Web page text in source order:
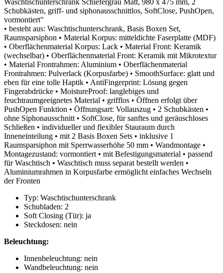
Waschtischunterschrank Schiefergrau Matt, 980 x 475 mm, 2
Schubkästen, griff- und siphonausschnittlos, SoftClose, PushOpen,
vormontiert"
• besteht aus: Waschtischunterschrank, Basis Boxen Set,
Raumsparsiphon • Material Korpus: mitteldichte Faserplatte (MDF)
• Oberflächenmaterial Korpus: Lack • Material Front: Keramik
(wechselbar) • Oberflächenmaterial Front: Keramik mit Mikrotextur
• Material Frontrahmen: Aluminium • Oberflächenmaterial
Frontrahmen: Pulverlack (Korpusfarbe) • SmoothSurface: glatt und
eben für eine tolle Haptik • AntiFingerprint: Lösung gegen
Fingerabdrücke • MoistureProof: langlebiges und
feuchtraumgeeignetes Material • grifflos • Öffnen erfolgt über
PushOpen Funktion • Öffnungsart: Vollauszug • 2 Schubkästen •
ohne Siphonausschnitt • SoftClose, für sanftes und geräuschloses
Schließen • individueller und flexibler Stauraum durch
Inneneinteilung • mit 2 Basis Boxen Sets • inklusive 1
Raumsparsiphon mit Sperrwasserhöhe 50 mm • Wandmontage •
Montagezustand: vormontiert • mit Befestigungsmaterial • passend
für Waschtisch • Waschtisch muss separat bestellt werden •
Aluminiumrahmen in Korpusfarbe ermöglicht einfaches Wechseln
der Fronten
Typ: Waschtischunterschrank
Schubladen: 2
Soft Closing (Tür): ja
Steckdosen: nein
Beleuchtung:
Innenbeleuchtung: nein
Wandbeleuchtung: nein